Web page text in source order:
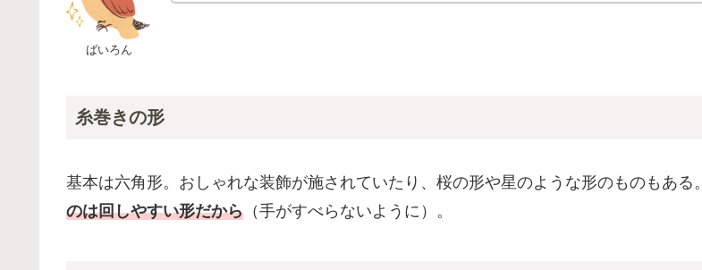
ばいろん
糸巻きの形
基本は六角形。おしゃれな装飾が施されていたり、桜の形や星のような形のものもある。
のは回しやすい形だから （手がすべらないように）。